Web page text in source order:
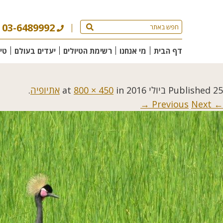
03-6489992
דף הבית מי אנחנו רשימת הטיולים יעדים בעולם
Published 25 ביולי 2016 800 × 450 in אתיופיה.
← Previous
Next →